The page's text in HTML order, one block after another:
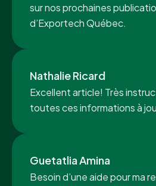
sur nos prochaines
d’Exportech Québec.
Nathalie Ricard
Excellent article! Très
toutes ces informations à
Guetatlia Amina
Besoin d’une aide pour ma